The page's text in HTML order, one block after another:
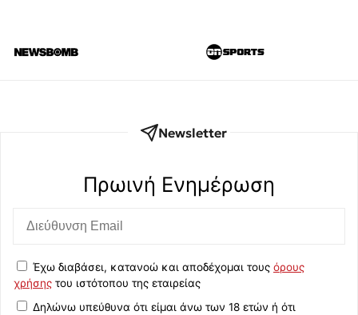
Newsletter
Πρωινή Eνημέρωση
Έχω διαβάσει, κατανοώ και αποδέχομαι τους όρους
χρήσης του ιστότοπου της εταιρείας
Δηλώνω υπεύθυνα ότι είμαι άνω των 18 ετών ή ότι